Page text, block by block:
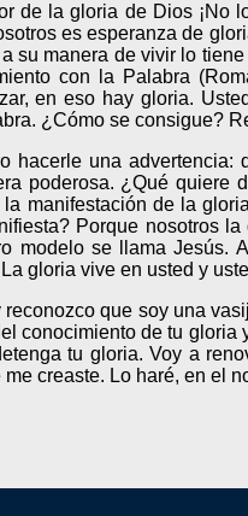
de la gloria de Dios ¡No
es esperanza de
su manera de vivir lo
con la Palabra
en eso hay gloria.
¿Cómo se consigue?
hacerle una
poderosa. ¿Qué quiere
manifestación de la
Porque nosotros
modelo se llama Jesús.
gloria vive en usted y
que soy una
conocimiento de tu
tu gloria. Voy a
creaste. Lo haré, en el